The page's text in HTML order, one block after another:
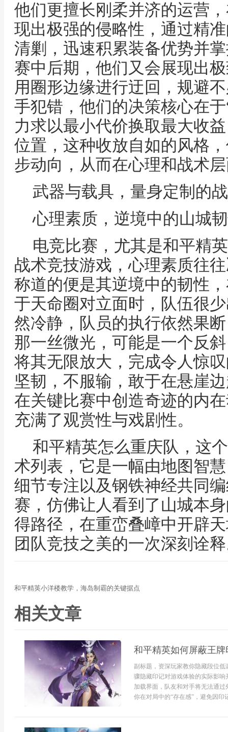
他们更擅长刚柔并济的运营
现出极强的侵略性，通过精
清剿，迅速积累装备优势并
赛中后期，他们又会展现出
用圈形边缘进行迂回，规避
手犯错，他们的决策核心在
力求以最小代价换取最大收
位置，这种收放自如的风格
步动向，从而在心理和战术
武器与载具，量身定制的
心理素质，逆境中的山城
电竞比赛，尤其是和平精
战术竞技游戏，心理素质往
称道的便是其逆境中的韧性
于天命圈对立面时，队伍很
然冷静，队员的执行依然果
那一丝微光，可能是一个反
将其无限放大，完成令人惊
坚韧，不服输，敢于在悬崖
在关键比赛中创造奇迹的内
充满了观赏性与戏剧性。
和平精英怎么重庆队，这
术列表，它是一幅由地图智
细节专注以及钢铁神经共同
赛，仿佛让人看到了山城本
得路径，在重峦叠嶂中开辟
团队竞技之美的一次深刻诠
和平精英小洋楼教学，海岛制霸的关键据点
相关文章
和平精英如何屏蔽王
副标题，资深玩家教你隐藏段位
骤隐藏印记对游戏体验的实际影
加载界面，队友和对手将无法通
你在对局中的“存在感”，避免因